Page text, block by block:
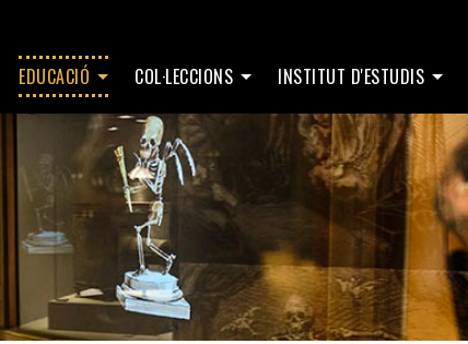
EDUCACIÓ COL·LECCIONS INSTITUT D'ESTUDIS